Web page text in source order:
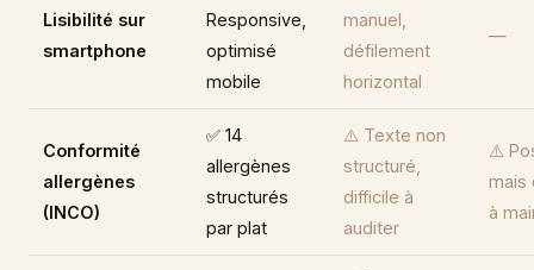
Lisibilité sur
smartphone
Responsive,
optimisé
mobile
manuel,
défilement
horizontal
—
Conformité
allergènes
(INCO)
✅ 14
allergènes
structurés
par plat
⚠️ Texte non
structuré,
difficile à
auditer
⚠️
mais
à